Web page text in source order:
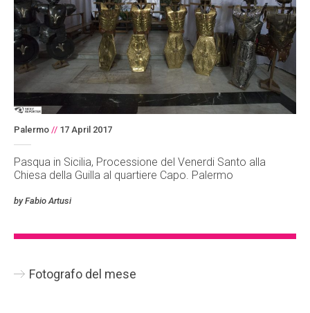
Palermo // 17 April 2017
Pasqua in Sicilia, Processione del Venerdi Santo alla
Chiesa della Guilla al quartiere Capo. Palermo
by Fabio Artusi
Fotografo del mese